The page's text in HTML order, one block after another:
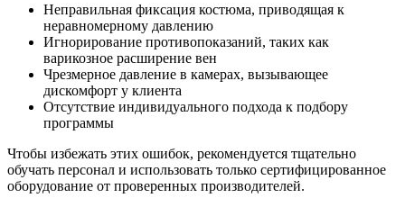
Неправильная фиксация костюма, приводящая к
неравномерному давлению
Игнорирование противопоказаний, таких как
варикозное расширение вен
Чрезмерное давление в камерах, вызывающее
дискомфорт у клиента
Отсутствие индивидуального подхода к подбору
программы
Чтобы избежать этих ошибок, рекомендуется тщательно
обучать персонал и использовать только сертифицированное
оборудование от проверенных производителей.